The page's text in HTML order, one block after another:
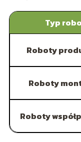
Typ
Roboty
Roboty
Roboty